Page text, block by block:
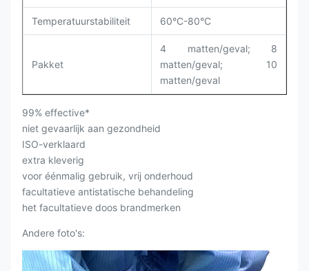
Temperatuurstabiliteit 60°C-80°C
Pakket
4 matten/geval; 8
matten/geval; 10
matten/geval
99% effective*
niet gevaarlijk aan gezondheid
ISO-verklaard
extra kleverig
voor éénmalig gebruik, vrij onderhoud
facultatieve antistatische behandeling
het facultatieve doos brandmerken
Andere foto's: